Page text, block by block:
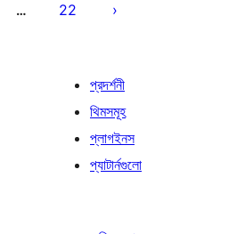
… 22
প্রদর্শনী
থিমসমূহ
প্লাগইনস
প্যাটার্নগুলো